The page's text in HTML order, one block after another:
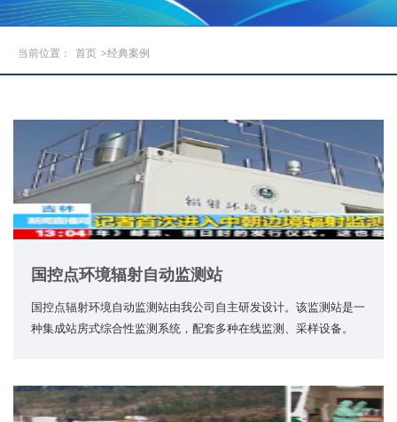
当前位置： 首页 >经典案例
国控点环境辐射自动监测站
国控点辐射环境自动监测站由我公司自主研发设计。该监测站是一
种集成站房式综合性监测系统，配套多种在线监测、采样设备。